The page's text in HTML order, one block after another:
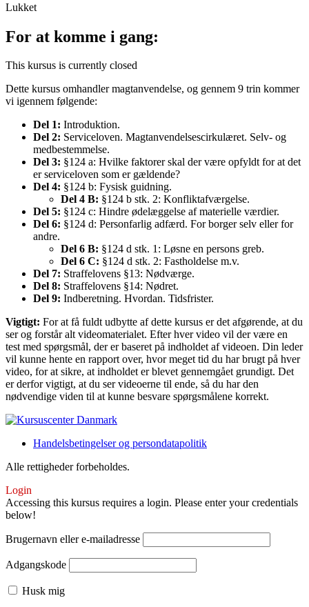
Lukket
For at komme i gang:
This kursus is currently closed
Dette kursus omhandler magtanvendelse, og gennem 9 trin kommer
vi igennem følgende:
Del 1: Introduktion.
Del 2: Serviceloven. Magtanvendelsescirkulæret. Selv- og
medbestemmelse.
Del 3: §124 a: Hvilke faktorer skal der være opfyldt for at det
er serviceloven som er gældende?
Del 4: §124 b: Fysisk guidning.
Del 4 B: §124 b stk. 2: Konfliktafværgelse.
Del 5: §124 c: Hindre ødelæggelse af materielle værdier.
Del 6: §124 d: Personfarlig adfærd. For borger selv eller for
andre.
Del 6 B: §124 d stk. 1: Løsne en persons greb.
Del 6 C: §124 d stk. 2: Fastholdelse m.v.
Del 7: Straffelovens §13: Nødværge.
Del 8: Straffelovens §14: Nødret.
Del 9: Indberetning. Hvordan. Tidsfrister.
Vigtigt: For at få fuldt udbytte af dette kursus er det afgørende, at du
ser og forstår alt videomaterialet. Efter hver video vil der være en
test med spørgsmål, der er baseret på indholdet af videoen. Din leder
vil kunne hente en rapport over, hvor meget tid du har brugt på hver
video, for at sikre, at indholdet er blevet gennemgået grundigt. Det
er derfor vigtigt, at du ser videoerne til ende, så du har den
nødvendige viden til at kunne besvare spørgsmålene korrekt.
Handelsbetingelser og persondatapolitik
Alle rettigheder forbeholdes.
Login
Accessing this kursus requires a login. Please enter your credentials
below!
Brugernavn eller e-mailadresse
Adgangskode
Husk mig